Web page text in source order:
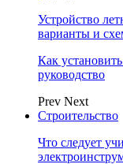
Устройство
варианты и
Как
руководство
Prev Next
Строительство
Что следует